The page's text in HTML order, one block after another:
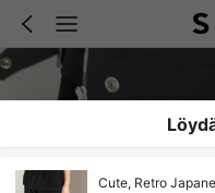
Cute, Retro